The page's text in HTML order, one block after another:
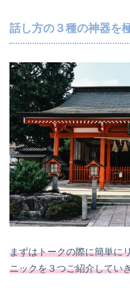
話し方の３種の神器を
まずはトークの際に簡単に
ニックを３つご紹介してい